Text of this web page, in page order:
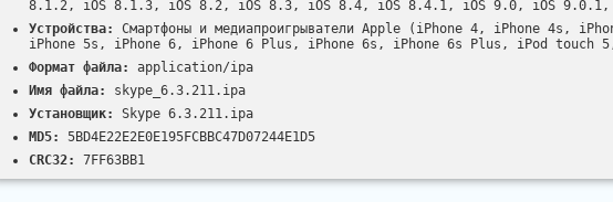
8.1.2, iOS 8.1.3, iOS 8.2, iOS 8.3, iOS 8.4, iOS 8.4.1, iOS 9.0, iOS 9.0.1,
Устройства:
Смартфоны и медиапроигрыватели Apple (iPhone 4, iPhone 4s,
iPhone 5s, iPhone 6, iPhone 6 Plus, iPhone 6s, iPhone 6s Plus, iPod touch
Формат файла:
application/ipa
Имя файла:
skype_6.3.211.ipa
Установщик:
Skype 6.3.211.ipa
MD5:
5BD4E22E2E0E195FCBBC47D07244E1D5
CRC32:
7FF63BB1